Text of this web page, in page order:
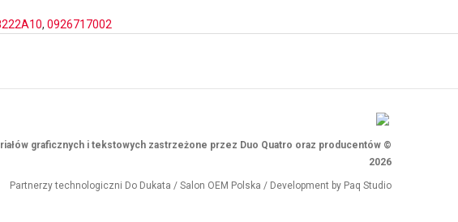
, 0926717002
graficznych i tekstowych zastrzeżone przez Duo Quatro oraz producentów ©
2026
Partnerzy technologiczni Do Dukata / Salon OEM Polska / Development by Paq Studio